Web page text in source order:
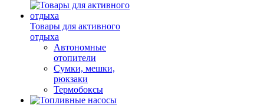
Товары для активного
отдыха
Автономные
отопители
Сумки, мешки,
рюкзаки
Термобоксы